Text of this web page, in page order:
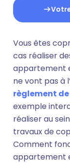
Vous êtes
cas réaliser
appartement
ne vont pas à
règlement
exemple
réaliser au
travaux de
Comment
appartement